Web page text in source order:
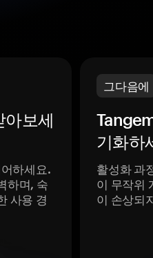
아보세
하세요.
하며, 숙
사용 경
그다음에
기화하
활성화 과
이 무작위
이 손상되